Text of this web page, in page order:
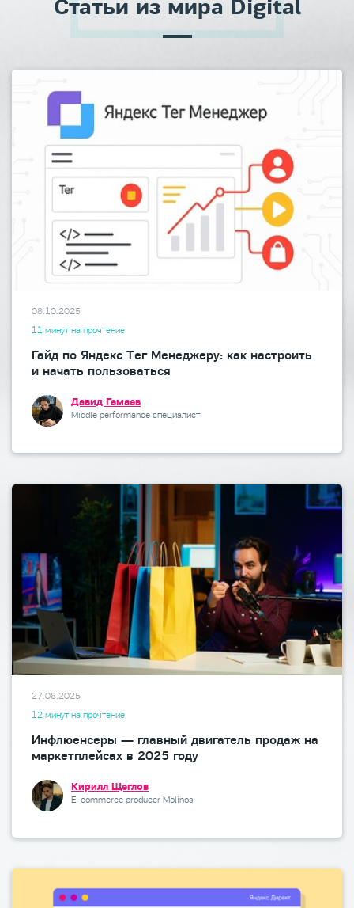
Статьи из мира Digital
08.10.2025
11 минут на прочтение
Гайд по Яндекс Тег Менеджеру: как настроить
и начать пользоваться
Давид Гамаев
Middle performance специалист
27.08.2025
12 минут на прочтение
Инфлюенсеры — главный двигатель продаж на
маркетплейсах в 2025 году
Кирилл Щеглов
E-commerce producer Molinos